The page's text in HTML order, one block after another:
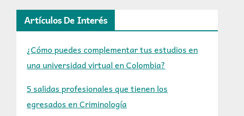
Artículos De Interés
¿Cómo puedes complementar tus estudios en
una universidad virtual en Colombia?
5 salidas profesionales que tienen los
egresados en Criminología